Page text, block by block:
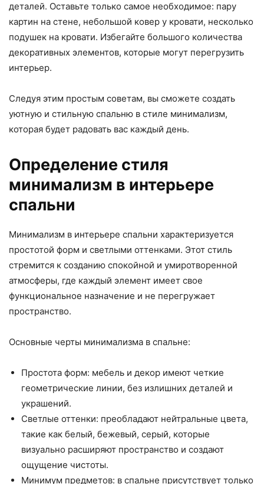
деталей. Оставьте только самое необходимое: пару
картин на стене, небольшой ковер у кровати, несколько
подушек на кровати. Избегайте большого количества
декоративных элементов, которые могут перегрузить
интерьер.
Следуя этим простым советам, вы сможете создать
уютную и стильную спальню в стиле минимализм,
которая будет радовать вас каждый день.
Определение стиля
минимализм в интерьере
спальни
Минимализм в интерьере спальни характеризуется
простотой форм и светлыми оттенками. Этот стиль
стремится к созданию спокойной и умиротворенной
атмосферы, где каждый элемент имеет свое
функциональное назначение и не перегружает
пространство.
Основные черты минимализма в спальне:
Простота форм: мебель и декор имеют четкие
геометрические линии, без излишних деталей и
украшений.
Светлые оттенки: преобладают нейтральные цвета,
такие как белый, бежевый, серый, которые
визуально расширяют пространство и создают
ощущение чистоты.
Минимум предметов: в спальне присутствует только